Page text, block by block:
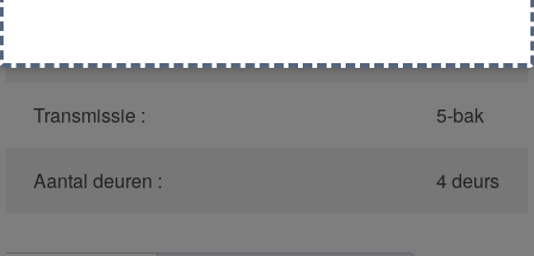
Transmissie : 5-bak
Aantal deuren : 4 deurs